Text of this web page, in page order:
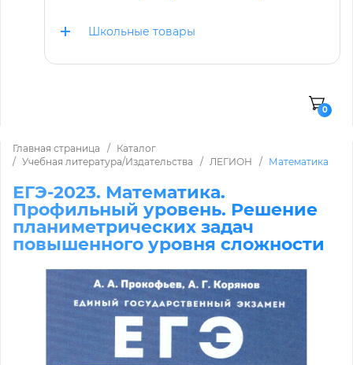
Школьные товары
0
Главная страница
Каталог
Учебная литература/Издательства
ЛЕГИОН Математика
ЕГЭ-2023. Математика.
Профильный уровень. Решение
планиметрических задач
повышенного уровня сложности